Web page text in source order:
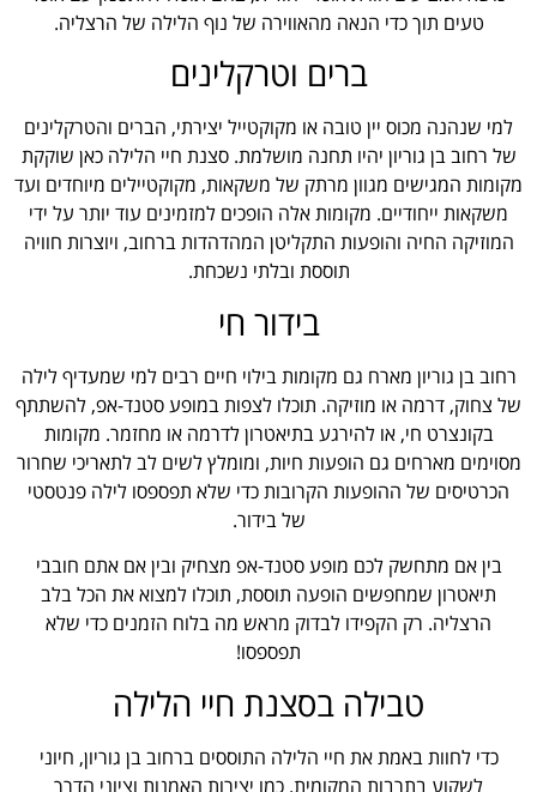
טעים תוך כדי הנאה מהאווירה של נוף הלילה של הרצליה.
ברים וטרקלינים
למי שנהנה מכוס יין טובה או מקוקטייל יצירתי, הברים והטרקלינים
של רחוב בן גוריון יהיו תחנה מושלמת. סצנת חיי הלילה כאן שוקקת
מקומות המגישים מגוון מרתק של משקאות, מקוקטיילים מיוחדים ועד
משקאות ייחודיים. מקומות אלה הופכים למזמינים עוד יותר על ידי
המוזיקה החיה והופעות התקליטן המהדהדות ברחוב, ויוצרות חוויה
תוססת ובלתי נשכחת.
בידור חי
רחוב בן גוריון מארח גם מקומות בילוי חיים רבים למי שמעדיף לילה
של צחוק, דרמה או מוזיקה. תוכלו לצפות במופע סטנד-אפ, להשתתף
בקונצרט חי, או להירגע בתיאטרון לדרמה או מחזמר. מקומות
מסוימים מארחים גם הופעות חיות, ומומלץ לשים לב לתאריכי שחרור
הכרטיסים של ההופעות הקרובות כדי שלא תפספסו לילה פנטסטי
של בידור.
בין אם מתחשק לכם מופע סטנד-אפ מצחיק ובין אם אתם חובבי
תיאטרון שמחפשים הופעה תוססת, תוכלו למצוא את הכל בלב
הרצליה. רק הקפידו לבדוק מראש מה בלוח הזמנים כדי שלא
תפספסו!
טבילה בסצנת חיי הלילה
כדי לחוות באמת את חיי הלילה התוססים ברחוב בן גוריון, חיוני
לשקוע בתרבות המקומית. כמו יצירות האמנות וציוני הדרך